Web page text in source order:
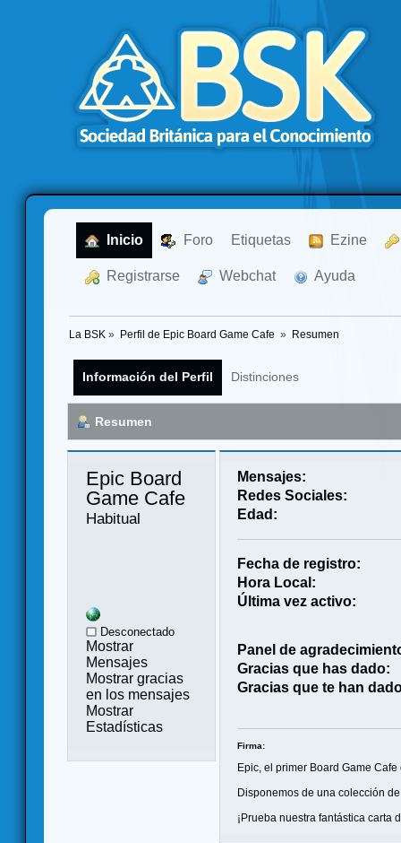
Inicio Foro Etiquetas Ezine
Registrarse Webchat Ayuda
La BSK » Perfil de Epic Board Game Cafe » Resumen
Información del Perfil Distinciones
Resumen
Epic Board
Game Cafe
Habitual
Desconectado
Mostrar
Mensajes
Mostrar gracias
en los mensajes
Mostrar
Estadísticas
Mensajes:
Redes Sociales:
Edad:
Fecha de registro:
Hora Local:
Última vez activo:
Panel de
Gracias que has dado:
Gracias que te han
Firma:
Epic, el primer Board Game
Disponemos de una colección
¡Prueba nuestra fantástica carta